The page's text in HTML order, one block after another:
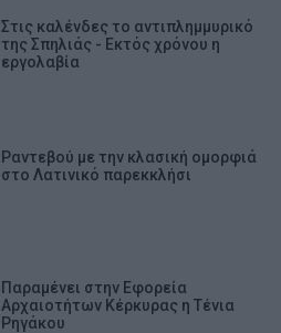
Στις καλένδες το αντιπλημμυρικό
της Σπηλιάς - Εκτός χρόνου η
εργολαβία
Ραντεβού με την κλασική ομορφιά
στο Λατινικό παρεκκλήσι
Παραμένει στην Εφορεία
Αρχαιοτήτων Κέρκυρας η Τένια
Ρηγάκου